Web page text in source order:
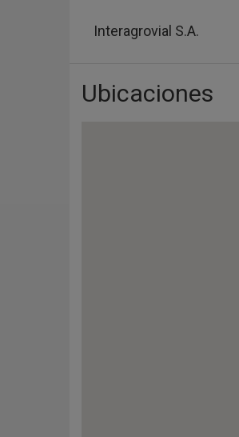
Interagrovial S.A.
Ubicaciones